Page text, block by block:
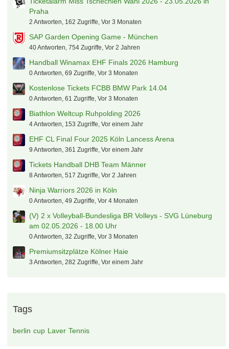
Ticketalarm Miss Tschechien Wahl 2026 - 23.05.2026 in
Praha
2 Antworten, 162 Zugriffe, Vor 3 Monaten
SAP Garden Opening Game - München
40 Antworten, 754 Zugriffe, Vor 2 Jahren
Handball Winamax EHF Finals 2026 Hamburg
0 Antworten, 69 Zugriffe, Vor 3 Monaten
Kostenlose Tickets FCBB BMW Park 14.04
0 Antworten, 61 Zugriffe, Vor 3 Monaten
Biathlon Weltcup Ruhpolding 2026
4 Antworten, 153 Zugriffe, Vor einem Jahr
EHF CL Final Four 2025 Köln Lancess Arena
9 Antworten, 361 Zugriffe, Vor einem Jahr
Tickets Handball DHB Team Männer
8 Antworten, 517 Zugriffe, Vor 2 Jahren
Ninja Warriors 2026 in Köln
0 Antworten, 49 Zugriffe, Vor 4 Monaten
(V) 2 x Volleyball-Bundesliga BR Volleys - SVG Lüneburg
am 02.05.2026 - 18.00 Uhr
0 Antworten, 32 Zugriffe, Vor 3 Monaten
Premiumsitzplätze Kölner Haie
3 Antworten, 282 Zugriffe, Vor einem Jahr
Tags
berlin cup Laver Tennis